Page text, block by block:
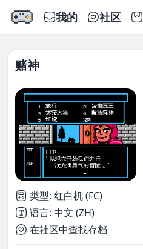
我的 社区
赌神
类型: 红白机 (FC)
语言: 中文 (ZH)
在社区中查找存档